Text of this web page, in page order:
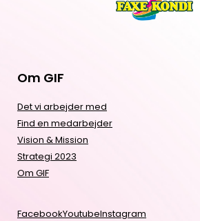
Om GIF
Det vi arbejder med
Find en medarbejder
Vision & Mission
Strategi 2023
Om GIF
FacebookYoutubeInstagram